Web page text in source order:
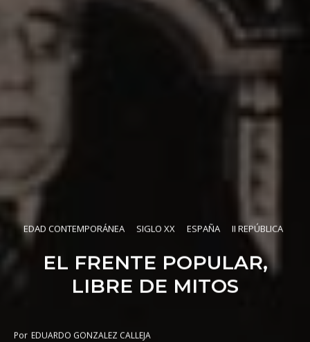
EDAD CONTEMPORÁNEA SIGLO XX ESPAÑA II REPÚBLICA
EL FRENTE POPULAR,
LIBRE DE MITOS
Por EDUARDO GONZALEZ CALLEJA